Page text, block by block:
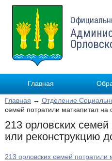
Главная
Главная → Отделение
семей потратили маткапитал на
213 орловских семей
или реконструкцию
213 орловских семей потратили